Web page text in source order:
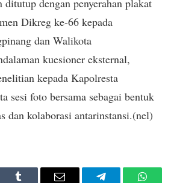
Dikreg ke-66 kepada
dan Walikota
kuesioner eksternal,
kepada Kapolresta
sesi foto bersama sebagai bentuk
dan kolaborasi antarinstansi.(nel)